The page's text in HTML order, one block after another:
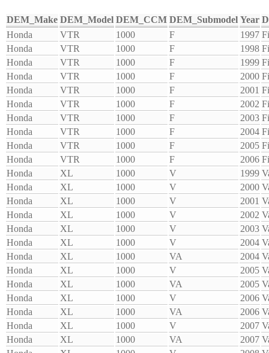
DEM_Make DEM_Model DEM_CCM DEM_Submodel Year
Honda
VTR 1000 F 1997
Honda
VTR 1000 F 1998
Honda
VTR 1000 F 1999
Honda
VTR 1000 F 2000
Honda
VTR 1000 F 2001
Honda
VTR 1000 F 2002
Honda
VTR 1000 F 2003
Honda
VTR 1000 F 2004
Honda
VTR 1000 F 2005
Honda
VTR 1000 F 2006
Honda
XL 1000 V 1999
Honda
XL 1000 V 2000
Honda
XL 1000 V 2001
Honda
XL 1000 V 2002
Honda
XL 1000 V 2003
Honda
XL 1000 V 2004
Honda
XL 1000 VA 2004
Honda
XL 1000 V 2005
Honda
XL 1000 VA 2005
Honda
XL 1000 V 2006
Honda
XL 1000 VA 2006
Honda
XL 1000 V 2007
Honda
XL 1000 VA 2007